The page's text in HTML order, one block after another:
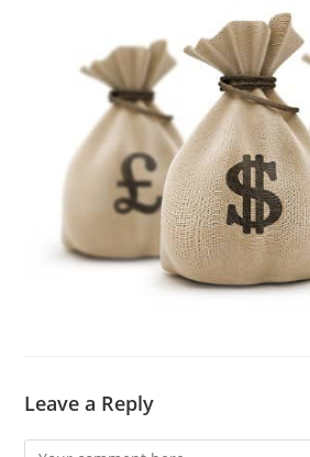
Leave a Reply
Comment